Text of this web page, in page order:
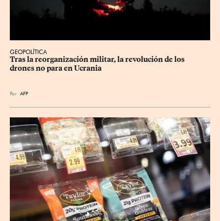
GEOPOLÍTICA
Tras la reorganización militar, la revolución de los
drones no para en Ucrania
Por AFP